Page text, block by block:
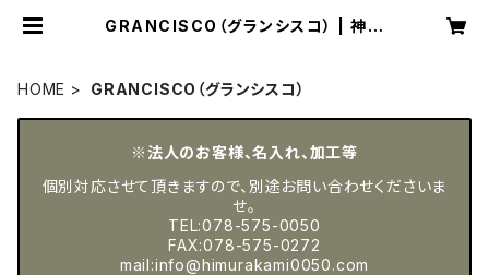
GRANCISCO（グランシスコ） | 神戸
HOME
GRANCISCO（グランシスコ）
※法人のお客様、名入れ、加工等
個別対応させて頂きますので、別途お問い合わせくださいま
せ。
TEL:078-575-0050
FAX:078-575-0272
mail:info@himurakami0050.com